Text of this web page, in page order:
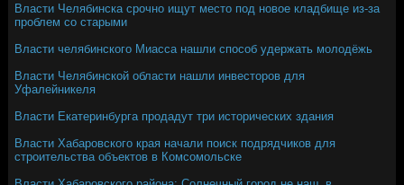
Власти Челябинска срочно ищут место под новое кладбище из-за
проблем со старыми
Власти челябинского Миасса нашли способ удержать молодёжь
Власти Челябинской области нашли инвесторов для
Уфалейникеля
Власти Екатеринбурга продадут три исторических здания
Власти Хабаровского края начали поиск подрядчиков для
строительства объектов в Комсомольске